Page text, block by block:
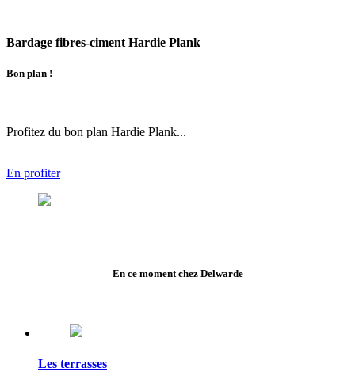
Bardage fibres-ciment Hardie Plank
Bon plan !
Profitez du bon plan Hardie Plank...
En profiter
En ce moment chez Delwarde
Les terrasses